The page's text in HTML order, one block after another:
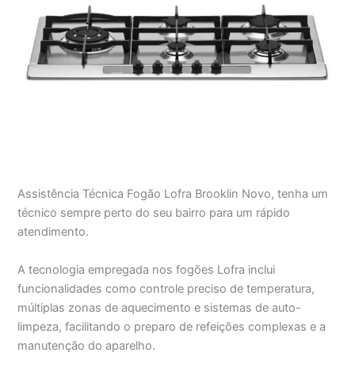
Assistência Técnica Fogão Lofra Brooklin Novo, tenha um
técnico sempre perto do seu bairro para um rápido
atendimento.
A tecnologia empregada nos fogões Lofra inclui
funcionalidades como controle preciso de temperatura,
múltiplas zonas de aquecimento e sistemas de auto-
limpeza, facilitando o preparo de refeições complexas e a
manutenção do aparelho.